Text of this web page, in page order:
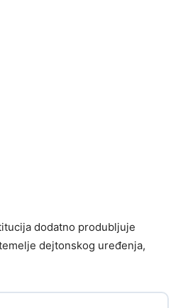
dodatno produbljuje
dejtonskog uređenja,